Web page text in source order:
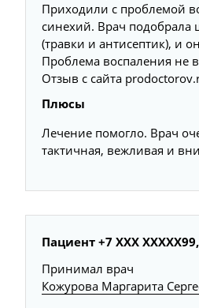
Приходили с проблемой
синехий. Врач подобрала
(травки и антисептик), и
Проблема воспаления не
Отзыв с сайта
Плюсы
Лечение помогло. Врач
тактичная, вежливая и
Пациент +7 ХХХ
Принимал врач
Кожурова Маргарита